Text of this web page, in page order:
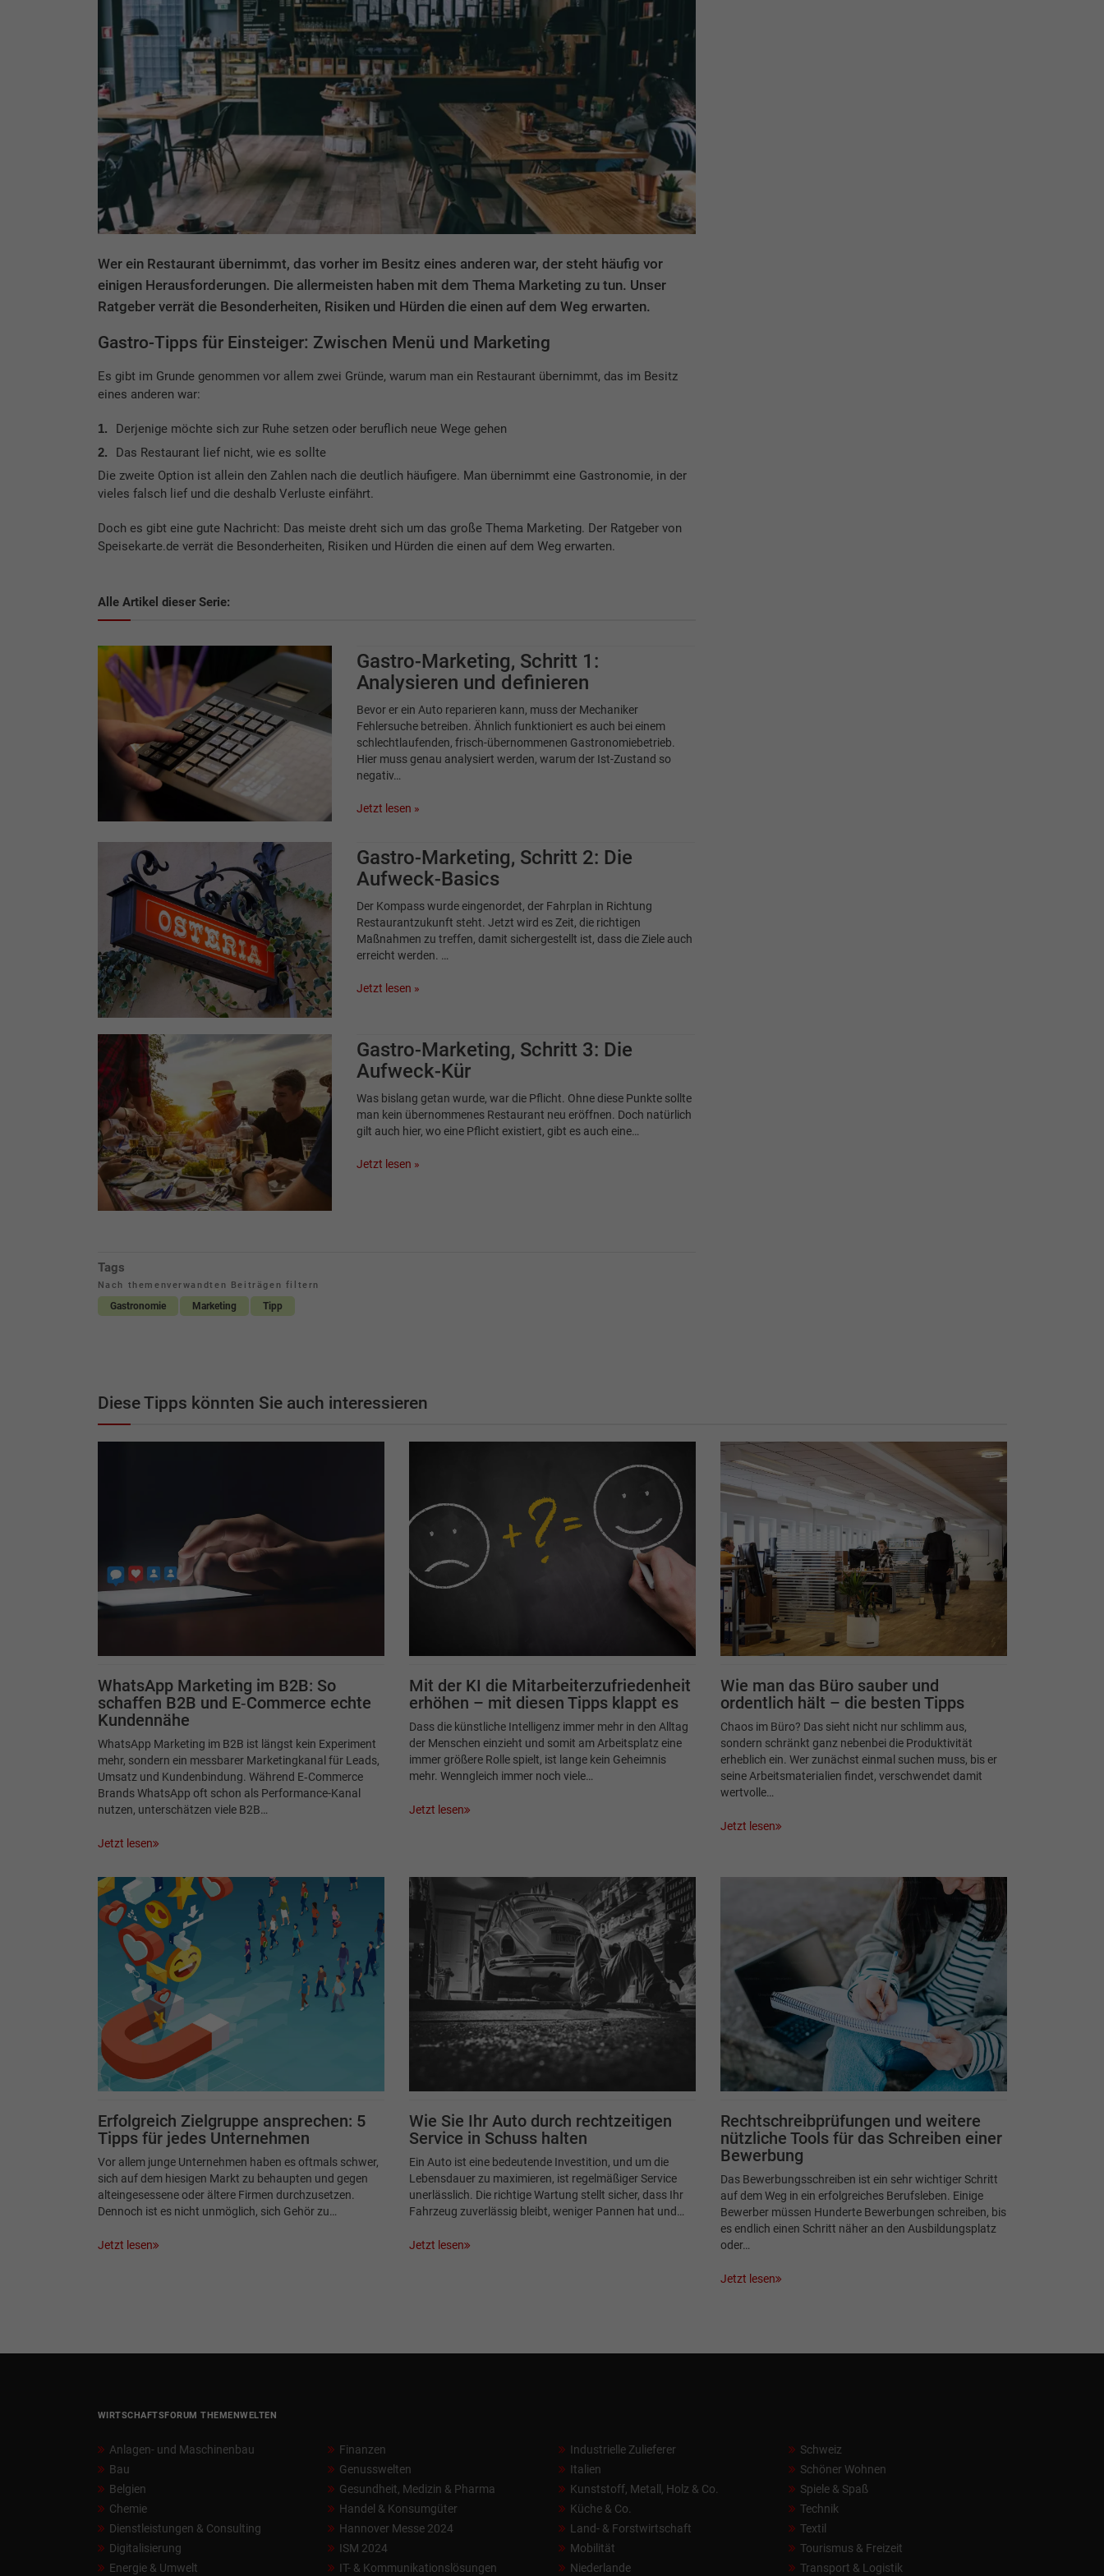
Wer ein Restaurant übernimmt, das vorher im Besitz eines anderen war, der steht häufig vor
einigen Herausforderungen. Die allermeisten haben mit dem Thema Marketing zu tun. Unser
Ratgeber verrät die Besonderheiten, Risiken und Hürden die einen auf dem Weg erwarten.
Gastro-Tipps für Einsteiger: Zwischen Menü und Marketing
Es gibt im Grunde genommen vor allem zwei Gründe, warum man ein Restaurant übernimmt, das im Besitz
eines anderen war:
Derjenige möchte sich zur Ruhe setzen oder beruflich neue Wege gehen
Das Restaurant lief nicht, wie es sollte
Die zweite Option ist allein den Zahlen nach die deutlich häufigere. Man übernimmt eine Gastronomie, in der
vieles falsch lief und die deshalb Verluste einfährt.
Doch es gibt eine gute Nachricht: Das meiste dreht sich um das große Thema Marketing. Der Ratgeber von
Speisekarte.de verrät die Besonderheiten, Risiken und Hürden die einen auf dem Weg erwarten.
Alle Artikel dieser Serie:
Gastro-Marketing, Schritt 1:
Analysieren und definieren
Bevor er ein Auto reparieren kann, muss der Mechaniker
Fehlersuche betreiben. Ähnlich funktioniert es auch bei einem
schlechtlaufenden, frisch-übernommenen Gastronomiebetrieb.
Hier muss genau analysiert werden, warum der Ist-Zustand so
negativ…
Jetzt lesen »
Gastro-Marketing, Schritt 2: Die
Aufweck-Basics
Der Kompass wurde eingenordet, der Fahrplan in Richtung
Restaurantzukunft steht. Jetzt wird es Zeit, die richtigen
Maßnahmen zu treffen, damit sichergestellt ist, dass die Ziele auch
erreicht werden. …
Jetzt lesen »
Gastro-Marketing, Schritt 3: Die
Aufweck-Kür
Was bislang getan wurde, war die Pflicht. Ohne diese Punkte sollte
man kein übernommenes Restaurant neu eröffnen. Doch natürlich
gilt auch hier, wo eine Pflicht existiert, gibt es auch eine…
Jetzt lesen »
Tags
Nach themenverwandten Beiträgen filtern
Gastronomie Marketing Tipp
Diese Tipps könnten Sie auch interessieren
WhatsApp Marketing im B2B: So
schaffen B2B und E‑Commerce echte
Kundennähe
WhatsApp Marketing im B2B ist längst kein Experiment
mehr, sondern ein messbarer Marketingkanal für Leads,
Umsatz und Kundenbindung. Während E‑Commerce
Brands WhatsApp oft schon als Performance-Kanal
nutzen, unterschätzen viele B2B…
Jetzt lesen
Mit der KI die Mitarbeiterzufriedenheit
erhöhen – mit diesen Tipps klappt es
Dass die künstliche Intelligenz immer mehr in den Alltag
der Menschen einzieht und somit am Arbeitsplatz eine
immer größere Rolle spielt, ist lange kein Geheimnis
mehr. Wenngleich immer noch viele…
Jetzt lesen
Wie man das Büro sauber und
ordentlich hält – die besten Tipps
Chaos im Büro? Das sieht nicht nur schlimm aus,
sondern schränkt ganz nebenbei die Produktivität
erheblich ein. Wer zunächst einmal suchen muss, bis er
seine Arbeitsmaterialien findet, verschwendet damit
wertvolle…
Jetzt lesen
Erfolgreich Zielgruppe ansprechen: 5
Tipps für jedes Unternehmen
Vor allem junge Unternehmen haben es oftmals schwer,
sich auf dem hiesigen Markt zu behaupten und gegen
alteingesessene oder ältere Firmen durchzusetzen.
Dennoch ist es nicht unmöglich, sich Gehör zu…
Jetzt lesen
Wie Sie Ihr Auto durch rechtzeitigen
Service in Schuss halten
Ein Auto ist eine bedeutende Investition, und um die
Lebensdauer zu maximieren, ist regelmäßiger Service
unerlässlich. Die richtige Wartung stellt sicher, dass Ihr
Fahrzeug zuverlässig bleibt, weniger Pannen hat und…
Jetzt lesen
Rechtschreibprüfungen und weitere
nützliche Tools für das Schreiben einer
Bewerbung
Das Bewerbungsschreiben ist ein sehr wichtiger Schritt
auf dem Weg in ein erfolgreiches Berufsleben. Einige
Bewerber müssen Hunderte Bewerbungen schreiben, bis
es endlich einen Schritt näher an den Ausbildungsplatz
oder…
Jetzt lesen
WIRTSCHAFTSFORUM THEMENWELTEN
Anlagen- und Maschinenbau
Bau
Belgien
Chemie
Dienstleistungen & Consulting
Digitalisierung
Energie & Umwelt
Finanzen
Genusswelten
Gesundheit, Medizin & Pharma
Handel & Konsumgüter
Hannover Messe 2024
ISM 2024
IT- & Kommunikationslösungen
Industrielle Zulieferer
Italien
Kunststoff, Metall, Holz & Co.
Küche & Co.
Land- & Forstwirtschaft
Mobilität
Niederlande
Schweiz
Schöner Wohnen
Spiele & Spaß
Technik
Textil
Tourismus & Freizeit
Transport & Logistik